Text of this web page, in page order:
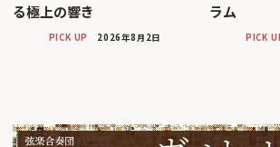
る極上の響き
PICK UP 2026年8月2日
ラム
PICK